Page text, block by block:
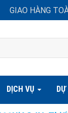
GIAO HÀNG
DỊCH VỤ